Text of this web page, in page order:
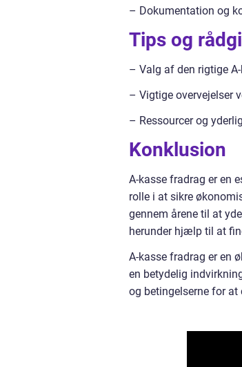
– Dokumentation og
Tips og
– Valg af den rigtige
– Vigtige overvejelser
– Ressourcer og
Konklusion
A-kasse fradrag er en
rolle i at sikre
gennem årene til at
herunder hjælp til at
A-kasse fradrag er en
en betydelig
og betingelserne for